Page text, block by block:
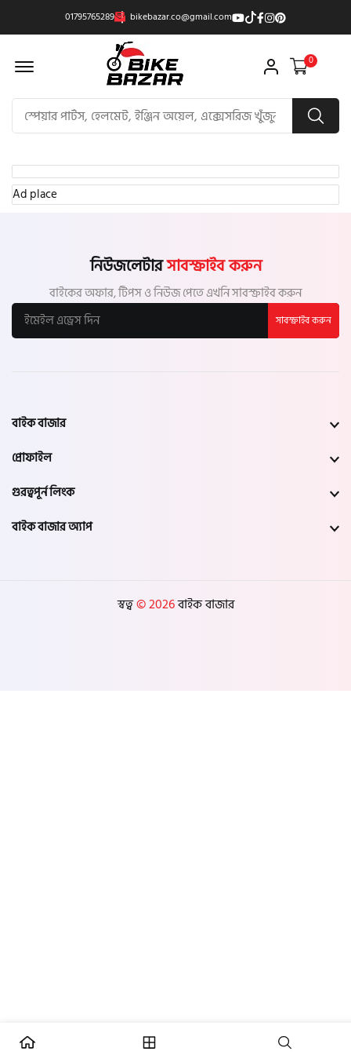
01795765289 bikebazar.co@gmail.com
Offcanvas Menu Open 0
Ad place
নিউজলেটারসাবস্ক্রাইব করুন
বাইকের অফার, টিপস ও নিউজ পেতে এখনি সাবস্ক্রাইব করুন
সাবস্ক্রাইব করুন
বাইক বাজার
প্রোফাইল
গুরত্বপূর্ন লিংক
বাইক বাজার অ্যাপ
স্বত্ব© 2026বাইক বাজার